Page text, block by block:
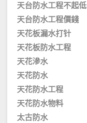
天台防水工程不起低
天台防水工程價錢
天花板漏水打针
天花板防水工程
天花滲水
天花防水
天花防水工程
天花防水物料
太古防水